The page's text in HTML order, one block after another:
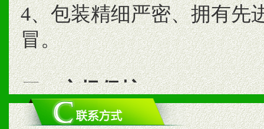
4、包装精细严密、拥有先
冒。
二、市场保护
1、统一市场价格；建立全